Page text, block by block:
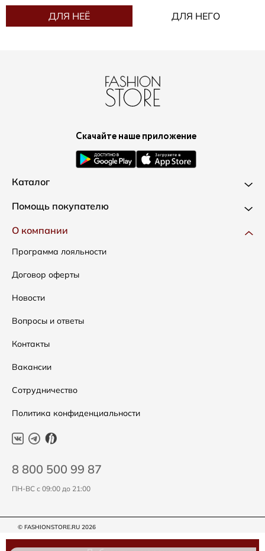
ДЛЯ НЕЁ ДЛЯ НЕГО
Скачайте наше приложение
Каталог
Новинки
Одежда
Сумки
Аксессуары
Распродажа
Подарочные сертификаты
Помощь покупателю
Доставка и оплата
Как оформить заказ
Условия возвратов
Таблица размеров
Уход за одеждой
О компании
Программа лояльности
Договор оферты
Новости
Вопросы и ответы
Контакты
Вакансии
Сотрудничество
Политика конфиденциальности
8 800 500 99 87
ПН-ВС с 09:00 до 21:00
© FASHIONSTORE.RU 2026